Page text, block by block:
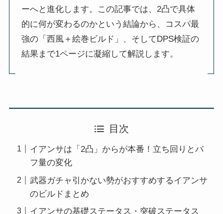
ーへと進化します。この記事では、2凸で具体
的に何が変わるのかという結論から、コスパ最
強の「西風＋絵巻ビルド」、そしてDPS検証の
結果まで1ページに凝縮して解説します。
目次
イアンサは「2凸」からが本番！立ち回りとバ
フ量の変化
武器ガチャ引かない勢がおすすめするイアンサ
のビルドまとめ
イアンサの基礎ステータス・突破ステータス